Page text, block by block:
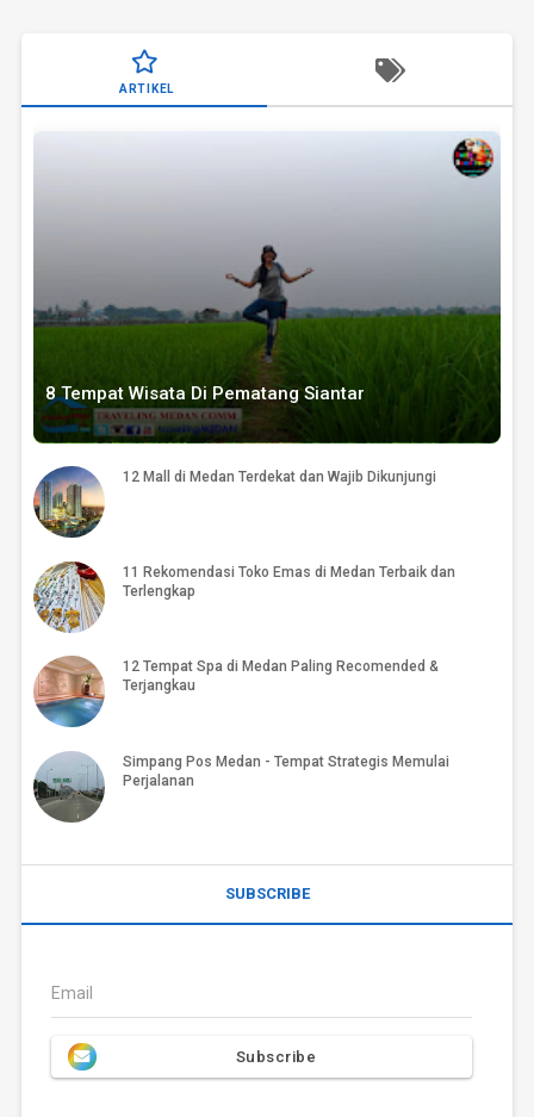
ARTIKEL
8 Tempat Wisata Di Pematang Siantar
12 Mall di Medan Terdekat dan Wajib Dikunjungi
11 Rekomendasi Toko Emas di Medan Terbaik dan
Terlengkap
12 Tempat Spa di Medan Paling Recomended &
Terjangkau
Simpang Pos Medan - Tempat Strategis Memulai
Perjalanan
SUBSCRIBE
Email
Subscribe